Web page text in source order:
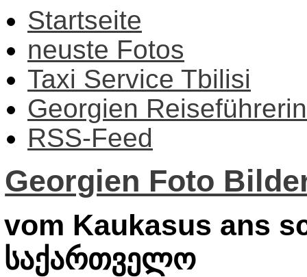
Startseite
neuste Fotos
Taxi Service Tbilisi
Georgien Reiseführerin
RSS-Feed
Georgien Foto
vom Kaukasus ans
საქართველო